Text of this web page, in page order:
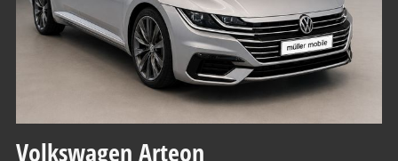
Volkswagen Arteon